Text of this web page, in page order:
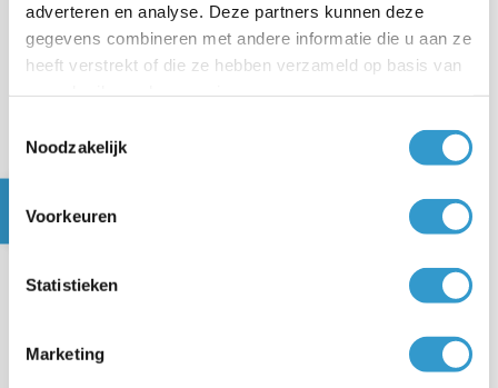
adverteren en analyse. Deze partners kunnen deze
gegevens combineren met andere informatie die u aan ze
heeft verstrekt of die ze hebben verzameld op basis van
Noodzakelijk
Voorkeuren
Statistieken
Marketing
Na het toestemming geven in Internet Bankieren
teruggestuurd naar de bankkoppeling wizard op
Ga verder met
stap 4 van de bankkoppeling
Je moet de
bovenstaande stappen herhalen
voor elke zakelijke ABN AMRO rekening die je aan